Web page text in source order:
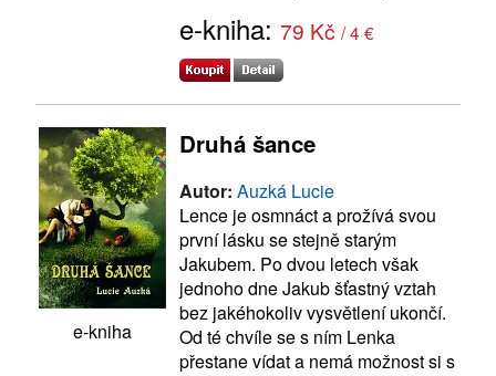
e-kniha: 79 Kč / 4 €
e-kniha
Druhá šance
Autor: Auzká Lucie
Lence je osmnáct a prožívá svou
první lásku se stejně starým
Jakubem. Po dvou letech však
jednoho dne Jakub šťastný vztah
bez jakéhokoliv vysvětlení ukončí.
Od té chvíle se s ním Lenka
přestane vídat a nemá možnost si s